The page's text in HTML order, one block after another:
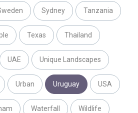
Sydney Tanzania
Texas Thailand
UAE Unique Landscapes
Urban Uruguay USA
Waterfall Wildlife